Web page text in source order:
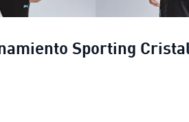
Sporting